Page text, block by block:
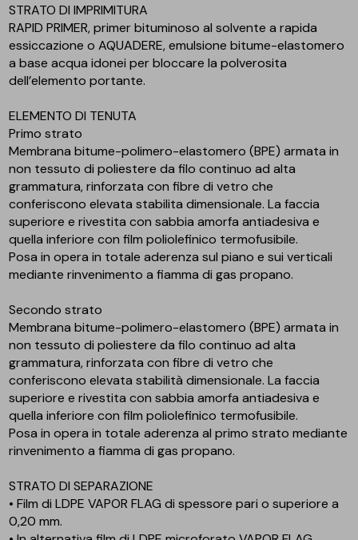
STRATO DI IMPRIMITURA
RAPID PRIMER, primer bituminoso al solvente a rapida
essiccazione o AQUADERE, emulsione bitume-elastomero
a base acqua idonei per bloccare la polverosita
dell’elemento portante.
ELEMENTO DI TENUTA
Primo strato
Membrana bitume-polimero-elastomero (BPE) armata in
non tessuto di poliestere da filo continuo ad alta
grammatura, rinforzata con fibre di vetro che
conferiscono elevata stabilita dimensionale. La faccia
superiore e rivestita con sabbia amorfa antiadesiva e
quella inferiore con film poliolefinico termofusibile.
Posa in opera in totale aderenza sul piano e sui verticali
mediante rinvenimento a fiamma di gas propano.
Secondo strato
Membrana bitume-polimero-elastomero (BPE) armata in
non tessuto di poliestere da filo continuo ad alta
grammatura, rinforzata con fibre di vetro che
conferiscono elevata stabilità dimensionale. La faccia
superiore e rivestita con sabbia amorfa antiadesiva e
quella inferiore con film poliolefinico termofusibile.
Posa in opera in totale aderenza al primo strato mediante
rinvenimento a fiamma di gas propano.
STRATO DI SEPARAZIONE
• Film di LDPE VAPOR FLAG di spessore pari o superiore a
0,20 mm.